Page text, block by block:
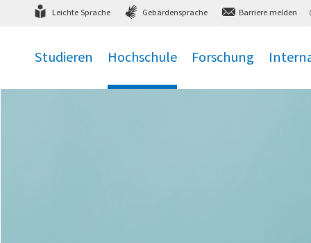
zum Hauptmenü zum Inhalt,
Leichte Sprache Gebärdensprache Barriere melden
Studieren Hochschule Forschung